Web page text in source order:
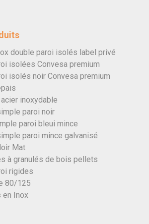
double paroi isolés label privé
isolées Convesa premium
isolés noir Convesa premium
inoxydable
paroi noir
paroi bleui mince
paroi mince galvanisé
Mat
à granulés de bois pellets
rigides
80/125
Inox